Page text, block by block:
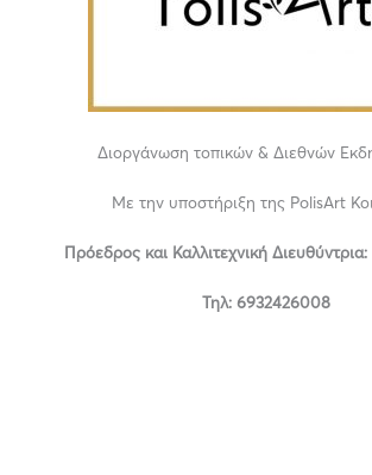
Διοργάνωση τοπικών & Διεθνών
Με την υποστήριξη της PolisArt
Πρόεδρος και Καλλιτεχνική Διευθύντρια:
Τηλ: 6932426008